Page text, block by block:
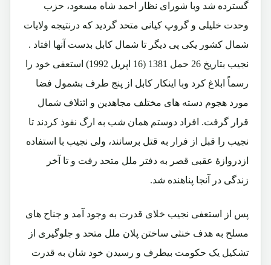
گسترده شد وبا شورای نظار احمد شاه مسعود، حزب
وحدت خلیلی و گروپ کیانی متحد گردید که درنتیجه ولایات
شمال کشور یکی پی دیگر تا شمال کابل بدست آنها افتاد .
نجیب بتاریخ 26 حمل 1381 (16 اپریل 1992) استعفی خود را
رسماً ابلاغ کرد وبا اینکار کابل از پنج طرف بشمول فضا
مورد هجوم دسته های مختلف مجاهدین و ائتلاف شمال
قرار گرفت. افراد دوستم همان شب به ارگ نفوذ کردند تا
نجیب را قبل از فرار به قتل برسانند، ولی نجیب با استفاده
ازدروازۀ عقبی قصر به دفتر ملل متحد رفت و تا آخر
زندگی در آنجا پناهنده شد.
پس از استعفی نجیب خلای قدرت به وجود آمد و جناح های
مسلح به هدف خنثی ساختن پلان ملل متحد و جلوگیری از
تشکیل یک حکومت بیطرف و رسیدن خود شان به قدرت